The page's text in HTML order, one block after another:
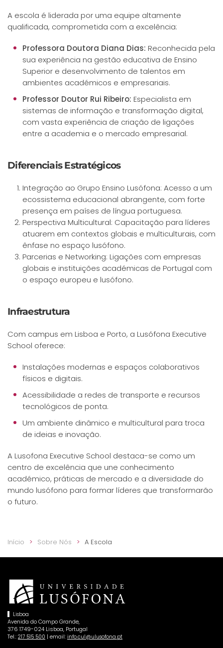
A escola é liderada por uma equipe altamente
qualificada, comprometida com a excelência:
Professora Doutora Diana Dias: Reconhecida pela
sua experiência na gestão educativa de Ensino
Superior e desenvolvimento de talentos em
ambientes académicos e empresariais.
Professor Doutor Rui Ribeiro: Especialista em
sistemas de informação e transformação digital,
com vasta experiência de criação de ligações
entre a academia e o mercado empresarial.
Diferenciais Estratégicos
Integração ao Grupo Ensino Lusófona: Acesso a um
ecossistema educacional abrangente, com forte
presença em países de língua portuguesa.
Perspectiva Multicultural: Capacitação para líderes
atuarem em contextos globais e multiculturais, com
ênfase no espaço lusófono.
Parcerias e Networking: Ligações com empresas
globais e instituições académicas de Portugal com
o espaço europeu e lusófono.
Infraestrutura
Com campus em Lisboa e Porto, a Lusófona Executive
School oferece:
Instalações modernas e espaços colaborativos
físicos e digitais.
Acessibilidade a redes de transporte e recursos
tecnológicos de ponta.
Um ambiente dinâmico e multicultural para troca
de ideias e inovação.
A Lusofona Executive School destaca-se como um
centro de excelência que une conhecimento
académico, práticas de mercado e a diversidade do
mundo lusófono para formar líderes que transformarão
o futuro.
Início Sobre Nós A Escola
Lisboa
Avenida do Campo Grande,
376 1749-024 Lisboa, Portugal
Tel.: 217 515 500 | email: info.cul@ulusofona.pt